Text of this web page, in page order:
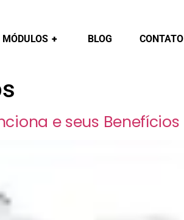
MÓDULOS + BLOG CONTATO
e seus Benefícios